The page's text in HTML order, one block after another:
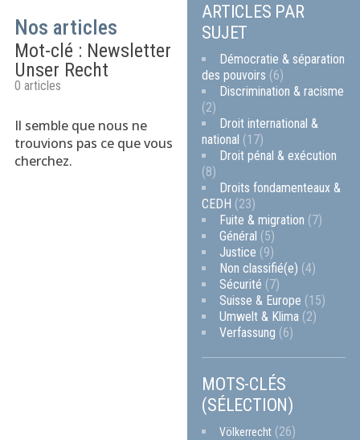
Nos articles
Mot-clé : Newsletter
Unser Recht
0 articles
Il semble que nous ne
trouvions pas ce que vous
cherchez.
ARTICLES PAR
SUJET
Démocratie & séparation
des pouvoirs (6)
Discrimination & racisme
(2)
Droit international &
national (17)
Droit pénal & exécution
(8)
Droits fondamenteaux &
CEDH (23)
Fuite & migration (7)
Général (5)
Justice (9)
Non classifié(e) (4)
Sécurité (7)
Suisse & Europe (15)
Umwelt & Klima (2)
Verfassung (6)
MOTS-CLÉS
(SÉLECTION)
Völkerrecht (26)